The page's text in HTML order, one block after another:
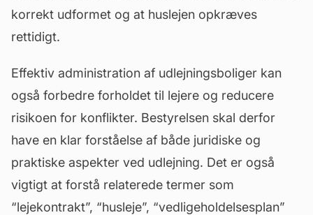
korrekt udformet og at huslejen opkræves
rettidigt.
Effektiv administration af udlejningsboliger kan
også forbedre forholdet til lejere og reducere
risikoen for konflikter. Bestyrelsen skal derfor
have en klar forståelse af både juridiske og
praktiske aspekter ved udlejning. Det er også
vigtigt at forstå relaterede termer som
“lejekontrakt”, “husleje”, “vedligeholdelsesplan”